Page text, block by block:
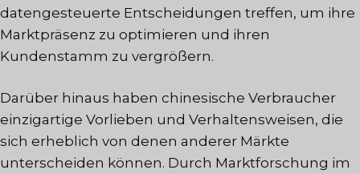
datengesteuerte Entscheidungen treffen, um ihre
Marktpräsenz zu optimieren und ihren
Kundenstamm zu vergrößern.
Darüber hinaus haben chinesische Verbraucher
einzigartige Vorlieben und Verhaltensweisen, die
sich erheblich von denen anderer Märkte
unterscheiden können. Durch Marktforschung im